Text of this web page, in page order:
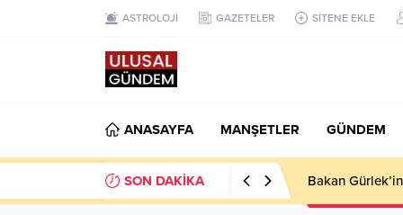
ASTROLOJİ GAZETELER SİTENE EKLE
ANASAYFA MANŞETLER GÜNDEM
SON DAKİKA Ahbap